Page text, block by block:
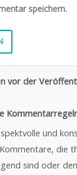
speichern.
vor der
und
die
sind oder